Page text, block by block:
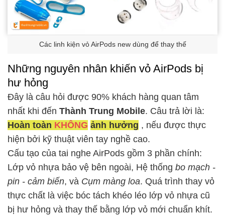
Các linh kiện vỏ AirPods new dùng để thay thế
Những nguyên nhân khiến vỏ AirPods bị
hư hỏng
Đây là câu hỏi được 90% khách hàng quan tâm
nhất khi đến Thành Trung Mobile. Câu trả lời là:
Hoàn toàn KHÔNG ảnh hưởng , nếu được thực
hiện bởi kỹ thuật viên tay nghề cao.
Cấu tạo của tai nghe AirPods gồm 3 phần chính:
Lớp vỏ nhựa bảo vệ bên ngoài, Hệ thống bo mạch -
pin - cảm biến, và Cụm màng loa. Quá trình thay vỏ
thực chất là việc bóc tách khéo léo lớp vỏ nhựa cũ
bị hư hỏng và thay thế bằng lớp vỏ mới chuẩn khít.